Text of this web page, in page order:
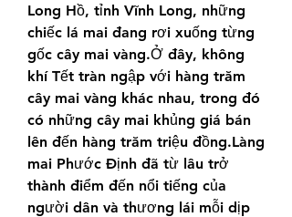
Long Hồ, tỉnh Vĩnh Long, những
chiếc lá mai đang rơi xuống từng
gốc cây mai vàng.Ở đây, không
khí Tết tràn ngập với hàng trăm
cây mai vàng khác nhau, trong đó
có những cây mai khủng giá bán
lên đến hàng trăm triệu đồng.Làng
mai Phước Định đã từ lâu trở
thành điểm đến nổi tiếng của
người dân và thương lái mỗi dịp